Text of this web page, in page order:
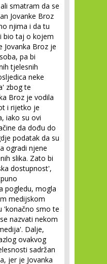
smatram da se
Jovanke Broz
njima i da tu
bio taj o kojem
Jovanka Broz je
pa bi
tjelesnih
neke
zbog te
Broz je vodila
i rijetko je
iako su ovi
da dođu do
podatak da su
ogradi njene
slika. Zato bi
dostupnost',
pogledu, mogla
medijskom
'konačno smo te
nazvati nekom
Dalje,
ovakvog
sadržan
jer je Jovanka